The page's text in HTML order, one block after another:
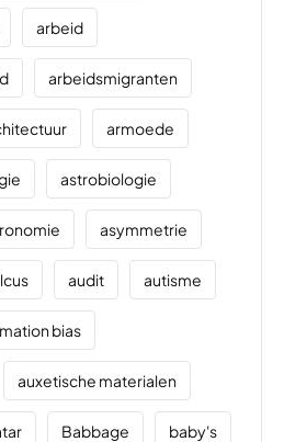
arbeid
arbeidsmigranten
armoede
astrobiologie
asymmetrie
audit autisme
bias
auxetische materialen
Babbage baby's